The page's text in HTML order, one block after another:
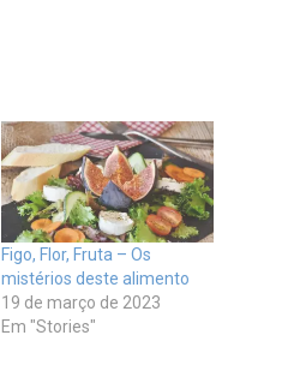
Figo, Flor, Fruta – Os
mistérios deste alimento
19 de março de 2023
Em "Stories"